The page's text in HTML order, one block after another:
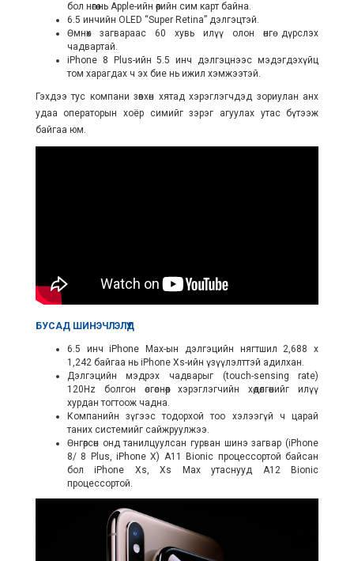
бол нөгөө нь Apple-ийн өөрийн сим карт байна.
6.5 инчийн OLED “Super Retina” дэлгэцтэй.
Өмнөх загвараас 60 хувь илүү олон өнгө дүрслэх
чадвартай.
iPhone 8 Plus-ийн 5.5 инч дэлгэцнээс мэдэгдэхүйц
том харагдах ч эх бие нь ижил хэмжээтэй.
Гэхдээ тус компани зөвхөн хятад хэрэглэгчдэд зориулан анх
удаа операторын хоёр симийг зэрэг агуулах утас бүтээж
байгаа юм.
БУСАД ШИНЭЧЛЭЛҮҮД
6.5 инч iPhone Max-ын дэлгэцийн нягтшил 2,688 x
1,242 байгаа нь iPhone Xs-ийн үзүүлэлттэй адилхан.
Дэлгэцийн мэдрэх чадварыг (touch-sensing rate)
120Hz болгон өсгөснөөр хэрэглэгчийн хөдөлгөөнийг илүү
хурдан тогтоож чадна.
Компанийн зүгээс тодорхой тоо хэлээгүй ч царай
таних системийг сайжруулжээ.
Өнгөрсөн онд танилцуулсан гурван шинэ загвар (iPhone
8/ 8 Plus, iPhone X) A11 Bionic процессортой байсан
бол iPhone Xs, Xs Max утаснууд A12 Bionic
процессортой.